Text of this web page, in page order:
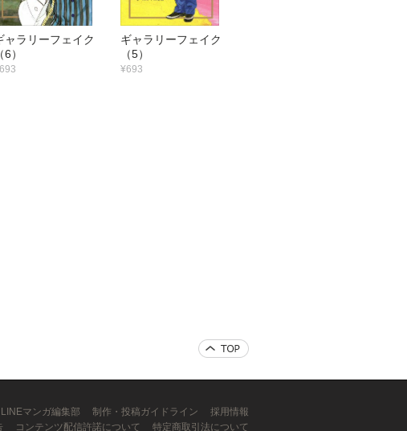
ャラリーフェイク
（6）
ギャラリーフェイク
（5）
¥693
マンガ編集部 制作・投稿ガイドライン
採用情報
コンテンツ配信許諾について 特定商取引法について